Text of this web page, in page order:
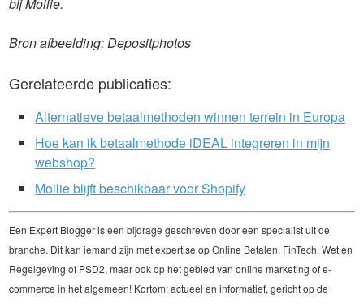
Bron afbeelding: Depositphotos
Gerelateerde publicaties:
Alternatieve betaalmethoden winnen terrein in Europa
Hoe kan ik betaalmethode iDEAL integreren in mijn
webshop?
Mollie blijft beschikbaar voor Shopify
Een Expert Blogger is een bijdrage geschreven door een specialist uit de
branche. Dit kan iemand zijn met expertise op Online Betalen, FinTech, Wet en
Regelgeving of PSD2, maar ook op het gebied van online marketing of e-
commerce in het algemeen! Kortom; actueel en informatief, gericht op de